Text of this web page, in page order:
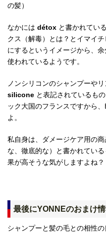
の髪）
なかには détox と書かれてい
クス（解毒）とは？とイマイ
にするというイメージから、
使われているようです。
ノンシリコンのシャンプーや
silicone と表記されているも
ック大国のフランスですから
よ。
私自身は、ダメージケア用の
な、徹底的な）と書かれてい
果が高そうな気がしますよね？
最後にYONNEのおまけ情
シャンプーと髪の毛との相性